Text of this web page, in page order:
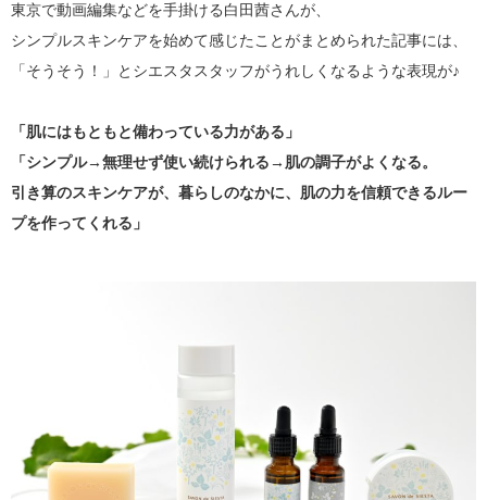
東京で動画編集などを手掛ける白田茜さんが、
シンプルスキンケアを始めて感じたことがまとめられた記事には、
「そうそう！」とシエスタスタッフがうれしくなるような表現が♪
「肌にはもともと備わっている力がある」
「シンプル→無理せず使い続けられる→肌の調子がよくなる。
引き算のスキンケアが、暮らしのなかに、肌の力を信頼できるルー
プを作ってくれる」